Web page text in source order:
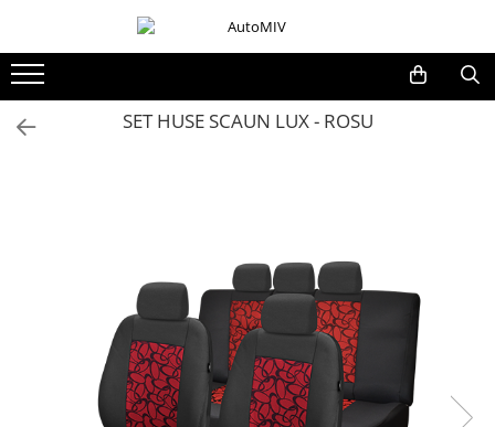
Oferta Saptamanii
Butoane Blocare/Deblocare
Buton Frana
Buton Clapeta Rezervor
Buton Portbagaj
SET HUSE SCAUN LUX - ROSU